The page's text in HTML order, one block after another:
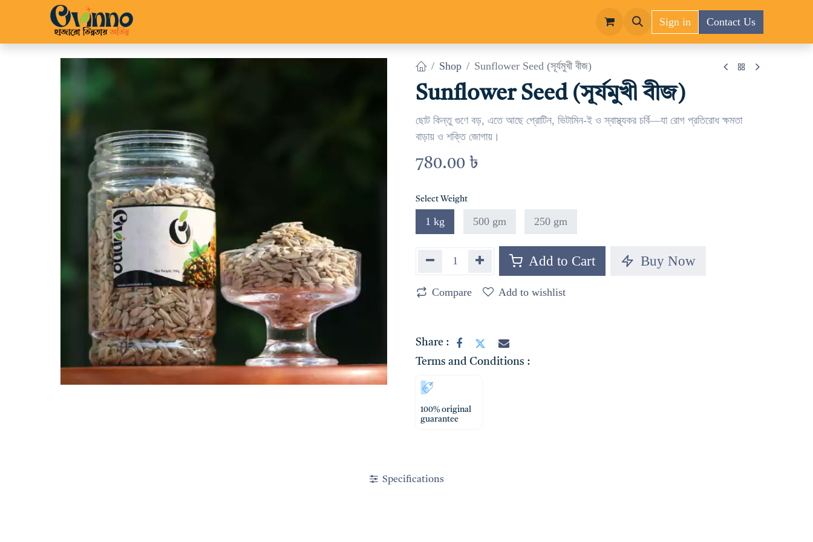
Sign in Contact Us
Shop Sunflower Seed (সূর্যমুখী বীজ)
Sunflower Seed (সূর্যমুখী বীজ)
ছোট কিন্তু গুণে বড়, এতে আছে প্রোটিন, ভিটামিন-ই ও স্বাস্থ্যকর চর্বি—যা রোগ প্রতিরোধ ক্ষমতা
বাড়ায় ও শক্তি জোগায়।
780.00 ৳
Select Weight
1 kg 500 gm 250 gm
Add to Cart Buy Now
Compare Add to wishlist
Share :
Terms and Conditions :
100% original
guarantee
Specifications